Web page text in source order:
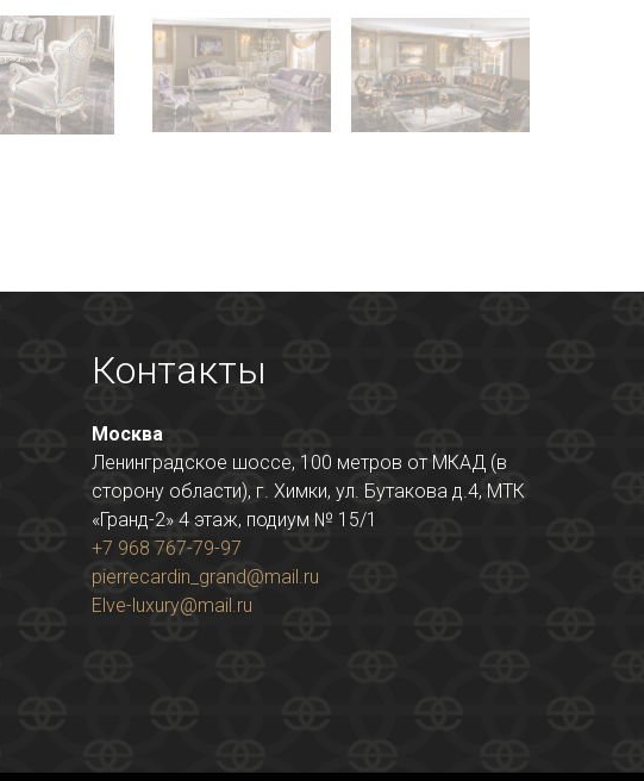
Контакты
Москва
Ленинградское шоссе, 100 метров от МКАД (в
сторону области), г. Химки, ул. Бутакова д.4, МТК
«Гранд-2» 4 этаж, подиум № 15/1
+7 968 767-79-97
pierrecardin_grand@mail.ru
Elve-luxury@mail.ru